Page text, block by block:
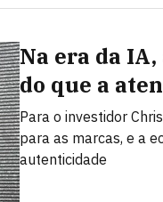
Na era da
do que a
Para o investidor
para as marcas, e a
autenticidade